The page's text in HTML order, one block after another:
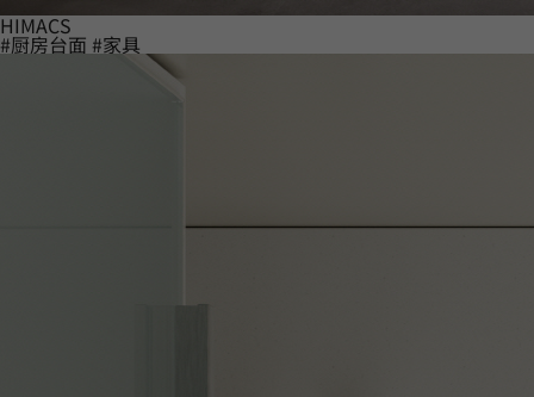
HIMACS
#厨房台面 #家具